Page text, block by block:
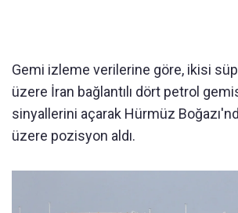
Gemi izleme verilerine göre, ikisi
üzere İran bağlantılı dört petrol
sinyallerini açarak Hürmüz
üzere pozisyon aldı.